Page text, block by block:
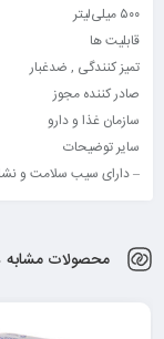
۵۰۰ میلی‌لیتر
قابلیت ها
تمیز کنندگی , ضدغبار
صادر کننده مجوز
سازمان غذا و دارو
سایر توضیحات
– دارای سیب سلامت و
محصولات مشابه